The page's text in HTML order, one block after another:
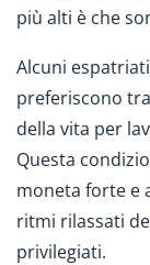
più alti è che
Alcuni
preferiscono
della vita per
Questa
moneta forte e
ritmi rilassati
privilegiati.